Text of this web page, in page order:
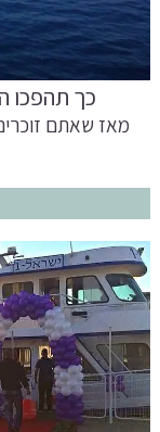
כך תהפכו
מאז שאתם